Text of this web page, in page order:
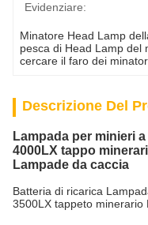
Evidenziare:
Minatore Head Lamp
pesca di Head Lamp del
cercare il faro dei
Descrizione Del
Lampada per minieri
4000LX tappo
Lampade da caccia
Batteria di ricarica
3500LX tappeto minerario